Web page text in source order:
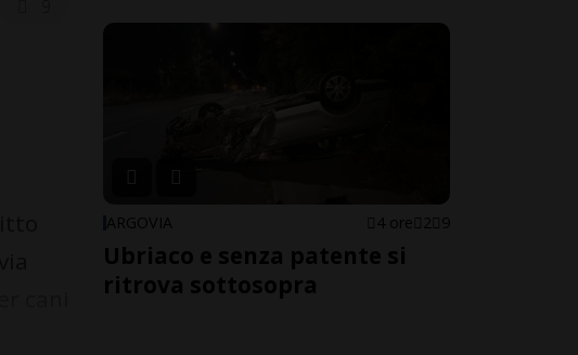
ARGOVIA 4 ore 2 9
Ubriaco e senza patente si
ritrova sottosopra